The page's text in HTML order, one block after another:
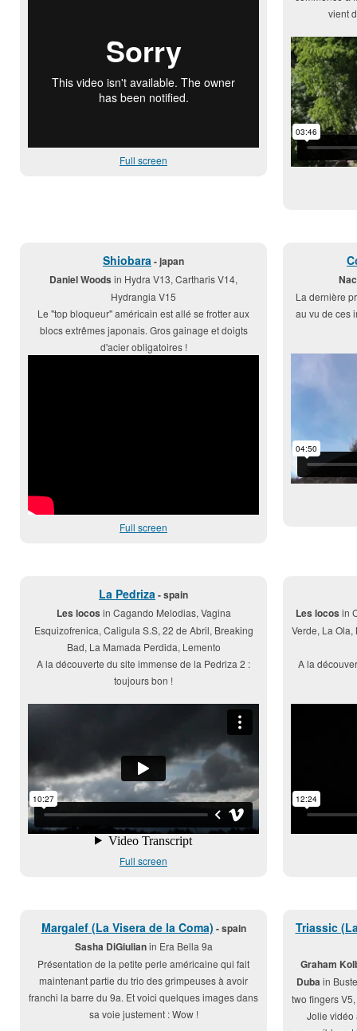
Full screen
vient
Shiobara- japan
Daniel Woods in Hydra V13, Cartharis V14,
Hydrangia V15
Le "top bloqueur" américain est allé se frotter aux
blocs extrêmes japonais. Gros gainage et doigts
d'acier obligatoires !
Full screen
La dernière
au vu de ces
La Pedriza- spain
Les locos in Cagando Melodias, Vagina
Esquizofrenica, Caligula S.S, 22 de Abril, Breaking
Bad, La Mamada Perdida, Lemento
A la découverte du site immense de la Pedriza 2 :
toujours bon !
Full screen
Les locos in
Verde, La Ola,
A la
Margalef (La Visera de la Coma) - spain
Sasha DiGiulianin Era Bella 9a
Présentation de la petite perle américaine qui fait
maintenant partie du trio des grimpeuses à avoir
franchi la barre du 9a. Et voici quelques images dans
sa voie justement : Wow !
Triassic
Graham
Duba in
two fingers
Jolie vidéo